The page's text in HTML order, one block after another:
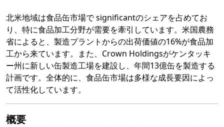
北米地域は食品缶市場で significantのシェアを占めてお
り、特に食品加工分野が需要を牽引しています。米国農務
省によると、製造プラントからの出荷価値の16%が食品加
工から来ています。また、Crown Holdingsがケンタッキ
ー州に新しい缶製造工場を建設し、年間13億缶を製造する
計画です。全体的に、食品缶市場は多様な成長要因によっ
て活性化しています。
概要